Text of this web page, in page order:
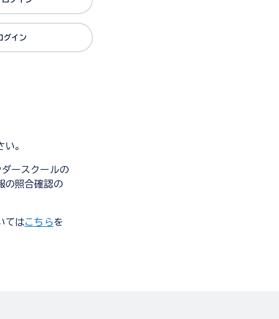
グイン
い。
ースクールの
の照合確認の
てはこちらを